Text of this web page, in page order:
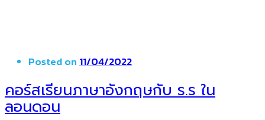
Posted on 11/04/2022
คอร์สเรียนภาษาอังกฤษกับ ร.ร ใน
ลอนดอน